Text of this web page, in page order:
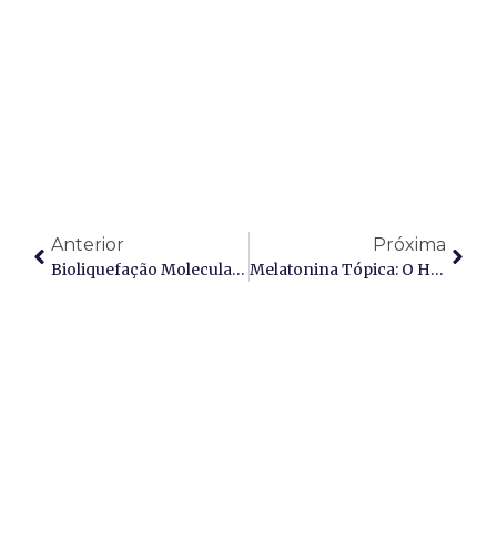
Anterior
Bioliquefação Molecular Italiana: A Revolução Enzimática Na Recuperação Integral De Fitocomplexos E A Nova Era Da Eficácia Cosmética
Próxima
Melatonina Tópica: O Hormônio Da Juventude E A Revolução Da Cronobiologia Na Regeneração Cutânea